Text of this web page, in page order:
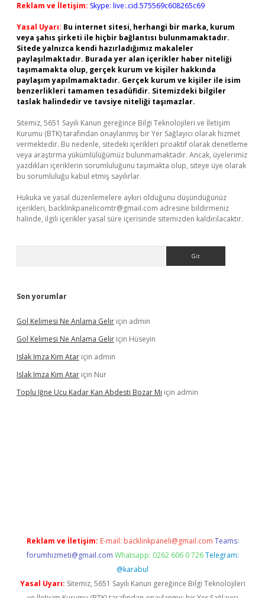
Reklam ve İletişim: Skype: live:.cid.575569c608265c69
Yasal Uyarı: Bu internet sitesi, herhangi bir marka, kurum
veya şahıs şirketi ile hiçbir bağlantısı bulunmamaktadır.
Sitede yalnızca kendi hazırladığımız makaleler
paylaşılmaktadır. Burada yer alan içerikler haber niteliği
taşımamakta olup, gerçek kurum ve kişiler hakkında
paylaşım yapılmamaktadır. Gerçek kurum ve kişiler ile isim
benzerlikleri tamamen tesadüfidir. Sitemizdeki bilgiler
taslak halindedir ve tavsiye niteliği taşımazlar.
Sitemiz, 5651 Sayılı Kanun gereğince Bilgi Teknolojileri ve İletişim
Kurumu (BTK) tarafından onaylanmış bir Yer Sağlayıcı olarak hizmet
vermektedir. Bu nedenle, sitedeki içerikleri proaktif olarak denetleme
veya araştırma yükümlülüğümüz bulunmamaktadır. Ancak, üyelerimiz
yazdıkları içeriklerin sorumluluğunu taşımakta olup, siteye üye olarak
bu sorumluluğu kabul etmiş sayılırlar.
Hukuka ve yasal düzenlemelere aykırı olduğunu düşündüğünüz
içerikleri, backlinkpanelicomtr@gmail.com adresine bildirmeniz
halinde, ilgili içerikler yasal süre içerisinde sitemizden kaldırılacaktır.
Son yorumlar
Gol Kelimesi Ne Anlama Gelir için admin
Gol Kelimesi Ne Anlama Gelir için Hüseyin
Islak Imza Kim Atar için admin
Islak Imza Kim Atar için Nur
Toplu Iğne Ucu Kadar Kan Abdesti Bozar Mı için admin
Reklam ve İletişim: E-mail: backlinkpaneli@gmail.com Teams:
forumhizmeti@gmail.com Whatsapp: 0262 606 0 726 Telegram:
@karabul
Yasal Uyarı: Sitemiz, 5651 Sayılı Kanun gereğince Bilgi Teknolojileri